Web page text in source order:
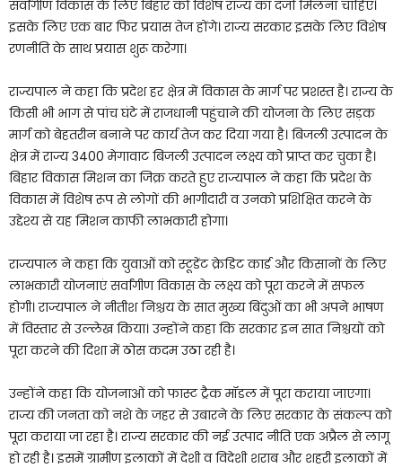
सर्वांगीण विकास के लिए बिहार को विशेष राज्य का दर्जा मिलना चाहिए।
इसके लिए एक बार फिर प्रयास तेज होंगे। राज्य सरकार इसके लिए विशेष
रणनीति के साथ प्रयास शुरू करेगा।
राज्यपाल ने कहा कि प्रदेश हर क्षेत्र में विकास के मार्ग पर प्रशस्त है। राज्य के
किसी भी भाग से पांच घंटे में राजधानी पहुंचाने की योजना के लिए सड़क
मार्ग को बेहतरीन बनाने पर कार्य तेज कर दिया गया है। बिजली उत्पादन के
क्षेत्र में राज्य 3400 मेगावाट बिजली उत्पादन लक्ष्य को प्राप्त कर चुका है।
बिहार विकास मिशन का जिक्र करते हुए राज्यपाल ने कहा कि प्रदेश के
विकास में विशेष रूप से लोगों की भागीदारी व उनको प्रशिक्षित करने के
उद्देश्य से यह मिशन काफी लाभकारी होगा।
राज्यपाल ने कहा कि युवाओं को स्टूडेंट क्रेडिट कार्ड और किसानों के लिए
लाभकारी योजनाएं सर्वांगीण विकास के लक्ष्य को पूरा करने में सफल
होगी। राज्यपाल ने नीतीश निश्चय के सात मुख्य बिंदुओं का भी अपने भाषण
में विस्तार से उल्लेख किया। उन्होंने कहा कि सरकार इन सात निश्चयों को
पूरा करने की दिशा में ठोस कदम उठा रही है।
उन्होंने कहा कि योजनाओं को फास्ट ट्रैक मॉडल में पूरा कराया जाएगा।
राज्य की जनता को नशे के जहर से उबारने के लिए सरकार के संकल्प को
पूरा कराया जा रहा है। राज्य सरकार की नई उत्पाद नीति एक अप्रैल से लागू
हो रही है। इसमें ग्रामीण इलाकों में देशी व विदेशी शराब और शहरी इलाकों में